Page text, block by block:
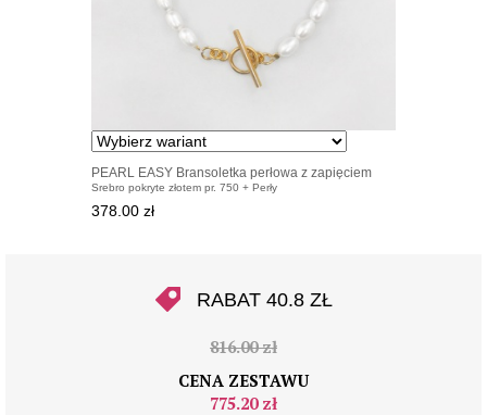
PEARL EASY Bransoletka perłowa z zapięciem
pozłacanym
Srebro pokryte złotem pr. 750 + Perły
378.00 zł
RABAT 40.8 ZŁ
816.00 zł
CENA ZESTAWU
775.20 zł